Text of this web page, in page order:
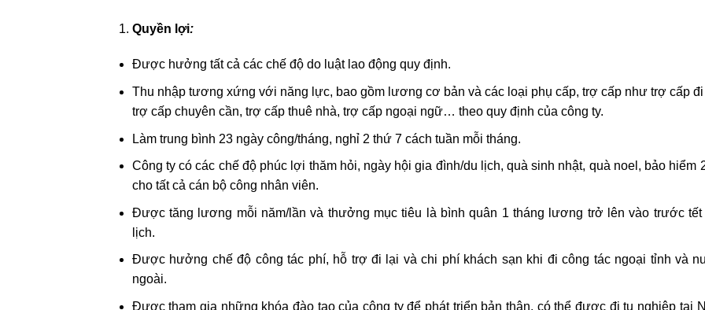
Quyền lợi:
Được hưởng tất cả các chế độ do luật lao động quy định.
Thu nhập tương xứng với năng lực, bao gồm lương cơ bản và các loại phụ cấp, trợ cấp như trợ cấp
trợ cấp chuyên cần, trợ cấp thuê nhà, trợ cấp ngoại ngữ… theo quy định của công ty.
Làm trung bình 23 ngày công/tháng, nghỉ 2 thứ 7 cách tuần mỗi tháng.
Công ty có các chế độ phúc lợi thăm hỏi, ngày hội gia đình/du lịch, quà sinh nhật, quà noel, bảo hiểm
cho tất cả cán bộ công nhân viên.
Được tăng lương mỗi năm/lần và thưởng mục tiêu là bình quân 1 tháng lương trở lên vào trước tết
lịch.
Được hưởng chế độ công tác phí, hỗ trợ đi lại và chi phí khách sạn khi đi công tác ngoại tỉnh và
ngoài.
Được tham gia những khóa đào tạo của công ty để phát triển bản thân, có thể được đi tu nghiệp tại